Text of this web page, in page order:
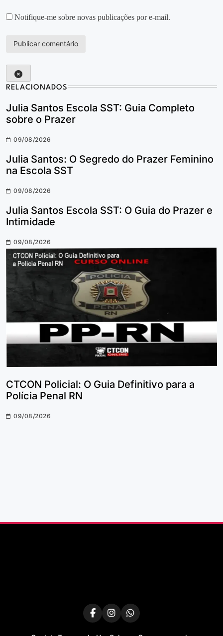
Notifique-me sobre novas publicações por e-mail.
RELACIONADOS
Julia Santos Escola SST: Guia Completo
sobre o Prazer
09/08/2026
Julia Santos: O Segredo do Prazer Feminino
na Escola SST
09/08/2026
Julia Santos Escola SST: O Guia do Prazer e
Intimidade
09/08/2026
CTCON Policial: O Guia Definitivo para a
Polícia Penal RN
09/08/2026